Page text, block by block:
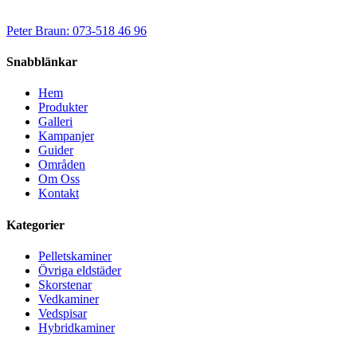
Peter Braun: 073-518 46 96
Snabblänkar
Hem
Produkter
Galleri
Kampanjer
Guider
Områden
Om Oss
Kontakt
Kategorier
Pelletskaminer
Övriga eldstäder
Skorstenar
Vedkaminer
Vedspisar
Hybridkaminer